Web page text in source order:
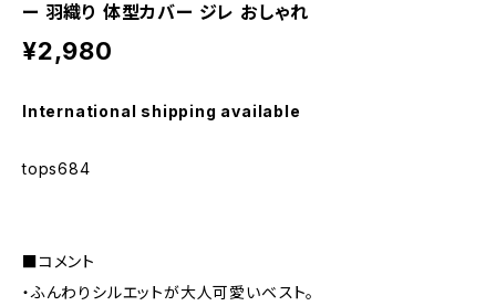
ー 羽織り 体型カバー ジレ おしゃれ
¥2,980
International shipping available
tops684
■コメント
・ふんわりシルエットが大人可愛いベスト。